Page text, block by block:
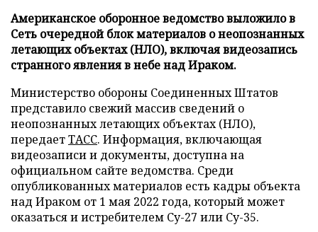
Американское оборонное ведомство выложило в
Сеть очередной блок материалов о неопознанных
летающих объектах (НЛО), включая видеозапись
странного явления в небе над Ираком.
Министерство обороны Соединенных Штатов
представило свежий массив сведений о
неопознанных летающих объектах (НЛО),
передаетТАСС. Информация, включающая
видеозаписи и документы, доступна на
официальном сайте ведомства. Среди
опубликованных материалов есть кадры объекта
над Ираком от 1 мая 2022 года, который может
оказаться и истребителем Су-27 или Су-35.